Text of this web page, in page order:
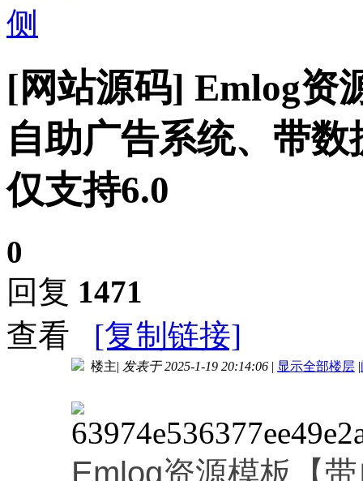
[网站源码] Emlog资
自助广告系统、带
仅支持6.0
0
回复 1471
查看
[复制链接]
楼主| 发表于 2025-1-19 20:14:06 | 显示全部楼层 |
Emlog资源模板【